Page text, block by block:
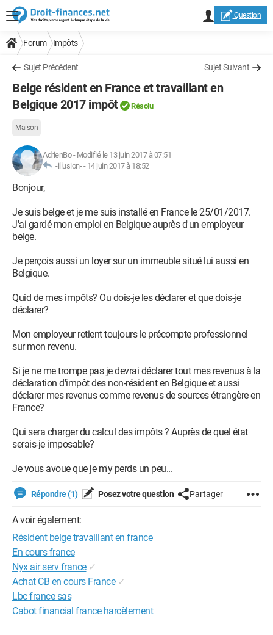
Question
Forum Impôts
Sujet Précédent Sujet Suivant
Belge résident en France et travaillant en
Belgique 2017 impôt
Résolu
Maison
AdrienBo- Modifié le 13 juin 2017 à 07:51
-illusion- - 14 juin 2017 à 18:52
Bonjour,
Je suis belge et je me suis installé en France le 25/01/2017.
J'ai gardé mon emploi en Belgique auprès d'un employeur
belge.
Je perçois aussi un loyer sur un immeuble situé lui aussi en
Belgique.
Quid de mes impôts? Ou dois-je les déclarer et que dois-je
déclarer?
Mon employeur retient toujours le précompte professionnel
sur mon revenu.
Si je ne me trompe pas je devrai déclarer tout mes revenus à la
déclaration d'impôt des non-résident en Belgique et aussi
déclarer mes revenus comme revenus de sources étrangère en
France?
Qui sera charger du calcul des impôts ? Auprès de quel état
serais-je imposable?
Je vous avoue que je m'y perds un peu...
Répondre (1) Posez votre question Partager
A voir également:
Résident belge travaillant en france
En cours france
Nyx air serv france ✓
Achat CB en cours France ✓
Lbc france sas
Cabot financial france harcèlement